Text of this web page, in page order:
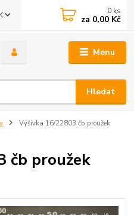
Menu
Hledat
0 ks
za 0,00 Kč
Výšivka 16/22803 čb proužek
čb proužek